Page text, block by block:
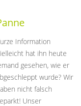
Information
hat ihn heute
gesehen, wie er
wurde? Wir
nicht falsch
Unser